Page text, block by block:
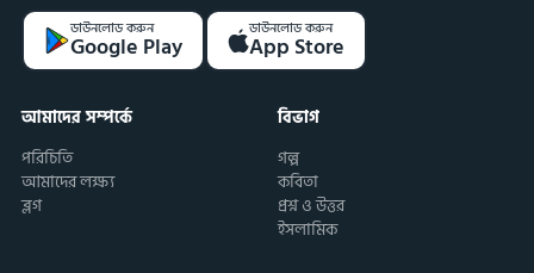
ডাউনলোড করুন
Google Play
ডাউনলোড করুন
App Store
আমাদের সম্পর্কে
পরিচিতি
আমাদের লক্ষ্য
ব্লগ
বিভাগ
গল্প
কবিতা
প্রশ্ন ও উত্তর
ইসলামিক